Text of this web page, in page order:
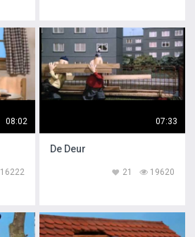
08:02
16222
07:33
De Deur
19620
21